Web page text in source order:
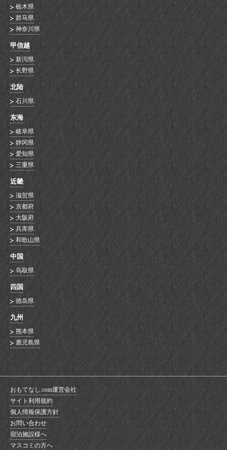
栃木県
群马県
神奈川県
甲信越
新泻県
长野県
北陆
石川県
东海
岐阜県
静冈県
爱知県
三重県
近畿
滋贺県
京都府
大阪府
兵库県
和歌山県
中国
鸟取県
四国
徳岛県
九州
熊本県
鹿児島県
おもてなし.com運営会社
サイト利用規約
個人情報保護方針
お問い合わせ
宿泊施設様へ
マスコミの方へ